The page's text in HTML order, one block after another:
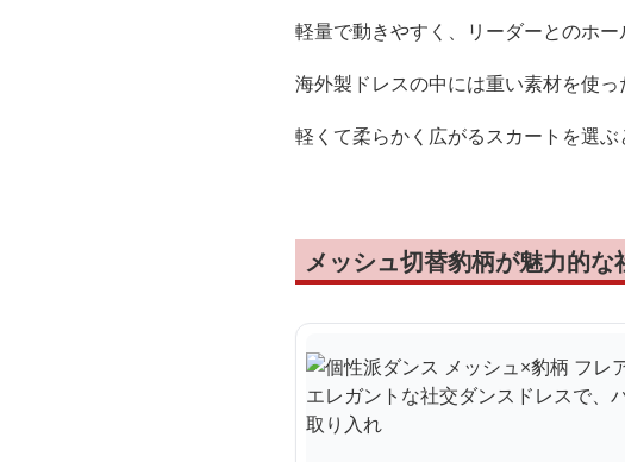
軽量で動きやすく、リーダーとのホー
海外製ドレスの中には重い素材を使
軽くて柔らかく広がるスカートを選
メッシュ切替豹柄が魅力的